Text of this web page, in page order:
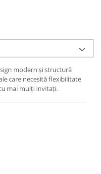
modern și structură
care necesită flexibilitate
mai mulți invitați.